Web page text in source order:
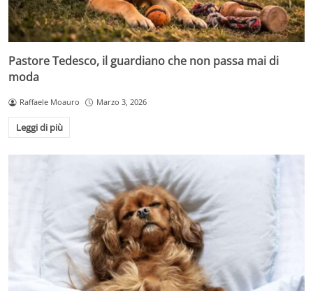
Pastore Tedesco, il guardiano che non passa mai di
moda
Raffaele Moauro Marzo 3, 2026
Leggi di più